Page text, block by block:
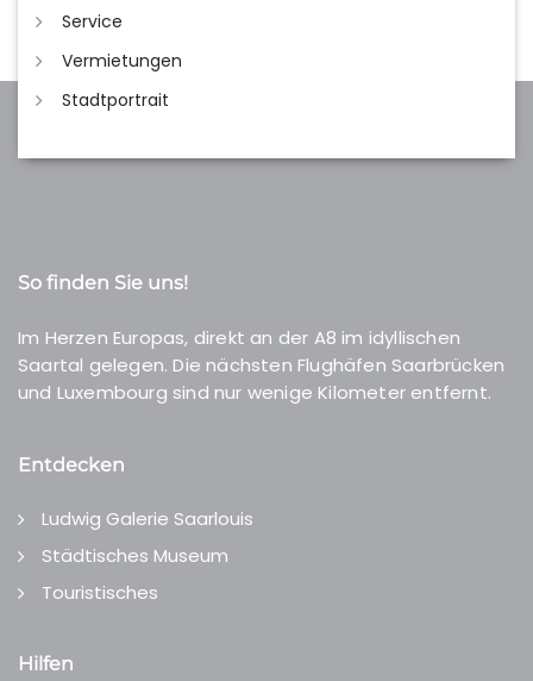
Service
Vermietungen
Stadtportrait
So finden Sie uns!
Im Herzen Europas, direkt an der A8 im idyllischen
Saartal gelegen. Die nächsten Flughäfen Saarbrücken
und Luxembourg sind nur wenige Kilometer entfernt.
Entdecken
Ludwig Galerie Saarlouis
Städtisches Museum
Touristisches
Hilfen